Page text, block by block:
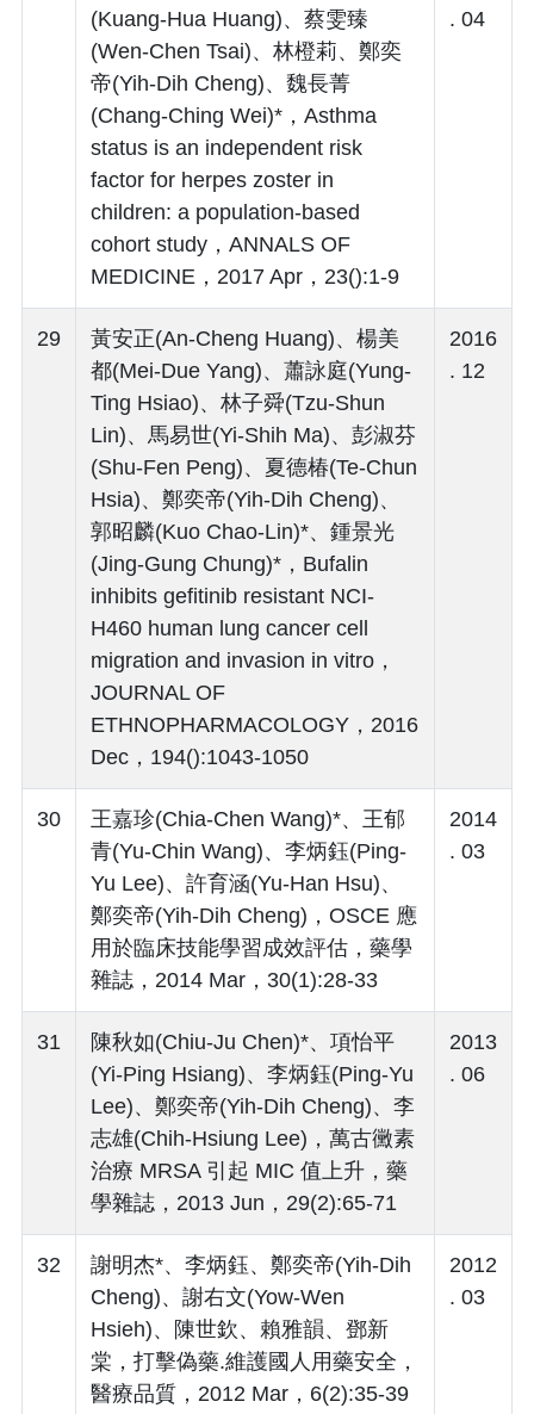
(Kuang-Hua Huang)、蔡雯臻
(Wen-Chen Tsai)、林橙莉、鄭奕
帝(Yih-Dih Cheng)、魏長菁
(Chang-Ching Wei)*，Asthma
status is an independent risk
factor for herpes zoster in
children: a population-based
cohort study，ANNALS OF
MEDICINE，2017 Apr，23():1-9
. 04
29
黃安正(An-Cheng Huang)、楊美
都(Mei-Due Yang)、蕭詠庭(Yung-
Ting Hsiao)、林子舜(Tzu-Shun
Lin)、馬易世(Yi-Shih Ma)、彭淑芬
(Shu-Fen Peng)、夏德椿(Te-Chun
Hsia)、鄭奕帝(Yih-Dih Cheng)、
郭昭麟(Kuo Chao-Lin)*、鍾景光
(Jing-Gung Chung)*，Bufalin
inhibits gefitinib resistant NCI-
H460 human lung cancer cell
migration and invasion in vitro，
JOURNAL OF
ETHNOPHARMACOLOGY，2016
Dec，194():1043-1050
2016
. 12
30
王嘉珍(Chia-Chen Wang)*、王郁
青(Yu-Chin Wang)、李炳鈺(Ping-
Yu Lee)、許育涵(Yu-Han Hsu)、
鄭奕帝(Yih-Dih Cheng)，OSCE 應
用於臨床技能學習成效評估，藥學
雜誌，2014 Mar，30(1):28-33
2014
. 03
31
陳秋如(Chiu-Ju Chen)*、項怡平
(Yi-Ping Hsiang)、李炳鈺(Ping-Yu
Lee)、鄭奕帝(Yih-Dih Cheng)、李
志雄(Chih-Hsiung Lee)，萬古黴素
治療 MRSA 引起 MIC 值上升，藥
學雜誌，2013 Jun，29(2):65-71
2013
. 06
32
謝明杰*、李炳鈺、鄭奕帝(Yih-Dih
Cheng)、謝右文(Yow-Wen
Hsieh)、陳世欽、賴雅韻、鄧新
棠，打擊偽藥.維護國人用藥安全，
醫療品質，2012 Mar，6(2):35-39
2012
. 03